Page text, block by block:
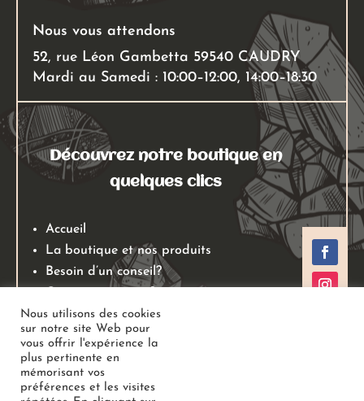
Nous vous attendons
52, rue Léon Gambetta 59540 CAUDRY
Mardi au Samedi : 10:00–12:00, 14:00–18:30
Découvrez notre boutique en
quelques clics
Accueil
La boutique et nos produits
Besoin d’un conseil?
Mentions légales
Conditions générales de ventes
Politiques de retours
Politique de confidentialité
Nous utilisons des cookies
sur notre site Web pour
vous offrir l'expérience la
plus pertinente en
mémorisant vos
préférences et les visites